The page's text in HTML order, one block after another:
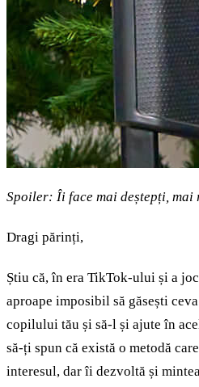
Spoiler: Îi face mai deștepți,
Dragi părinți,
Știu că, în era TikTok-ului și a
aproape imposibil să găsești
copilului tău și să-l și ajute în
să-ți spun că există o metodă
interesul, dar îi dezvoltă și